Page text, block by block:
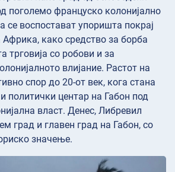
поголемо француско колонијално
се воспостават упоришта покрај
Африка, како средство за борба
трговија со робови и за
влијание. Растот на
спор до 20-от век, кога стана
политички центар на Габон под
власт. Денес, Либревил
град и главен град на Габон, со
значење.